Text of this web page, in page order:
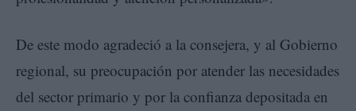
De este modo agradeció a la consejera, y al Gobierno
regional, su preocupación por atender las necesidades
del sector primario y por la confianza depositada en